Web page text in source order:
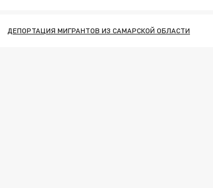
ДЕПОРТАЦИЯ МИГРАНТОВ ИЗ САМАРСКОЙ ОБЛАСТИ